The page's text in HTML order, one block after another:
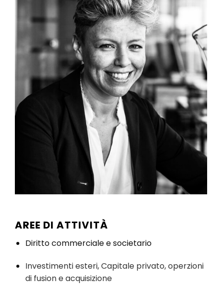
AREE DI ATTIVITÀ
Diritto commerciale e societario
Investimenti esteri, Capitale privato, operzioni
di fusion e acquisizione